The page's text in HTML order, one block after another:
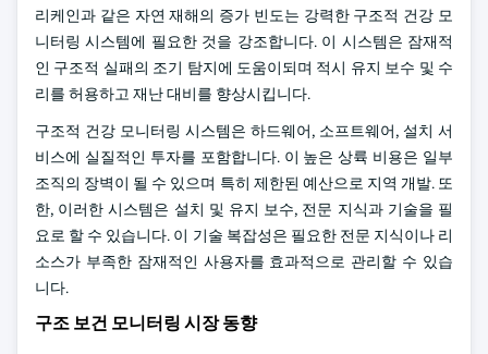
리케인과 같은 자연 재해의 증가 빈도는 강력한 구조적 건강 모
니터링 시스템에 필요한 것을 강조합니다. 이 시스템은 잠재적
인 구조적 실패의 조기 탐지에 도움이되며 적시 유지 보수 및 수
리를 허용하고 재난 대비를 향상시킵니다.
구조적 건강 모니터링 시스템은 하드웨어, 소프트웨어, 설치 서
비스에 실질적인 투자를 포함합니다. 이 높은 상륙 비용은 일부
조직의 장벽이 될 수 있으며 특히 제한된 예산으로 지역 개발. 또
한, 이러한 시스템은 설치 및 유지 보수, 전문 지식과 기술을 필
요로 할 수 있습니다. 이 기술 복잡성은 필요한 전문 지식이나 리
소스가 부족한 잠재적인 사용자를 효과적으로 관리할 수 있습
니다.
구조 보건 모니터링 시장 동향